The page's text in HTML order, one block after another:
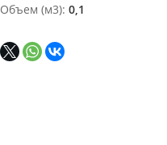
Объем (м3) 0,1